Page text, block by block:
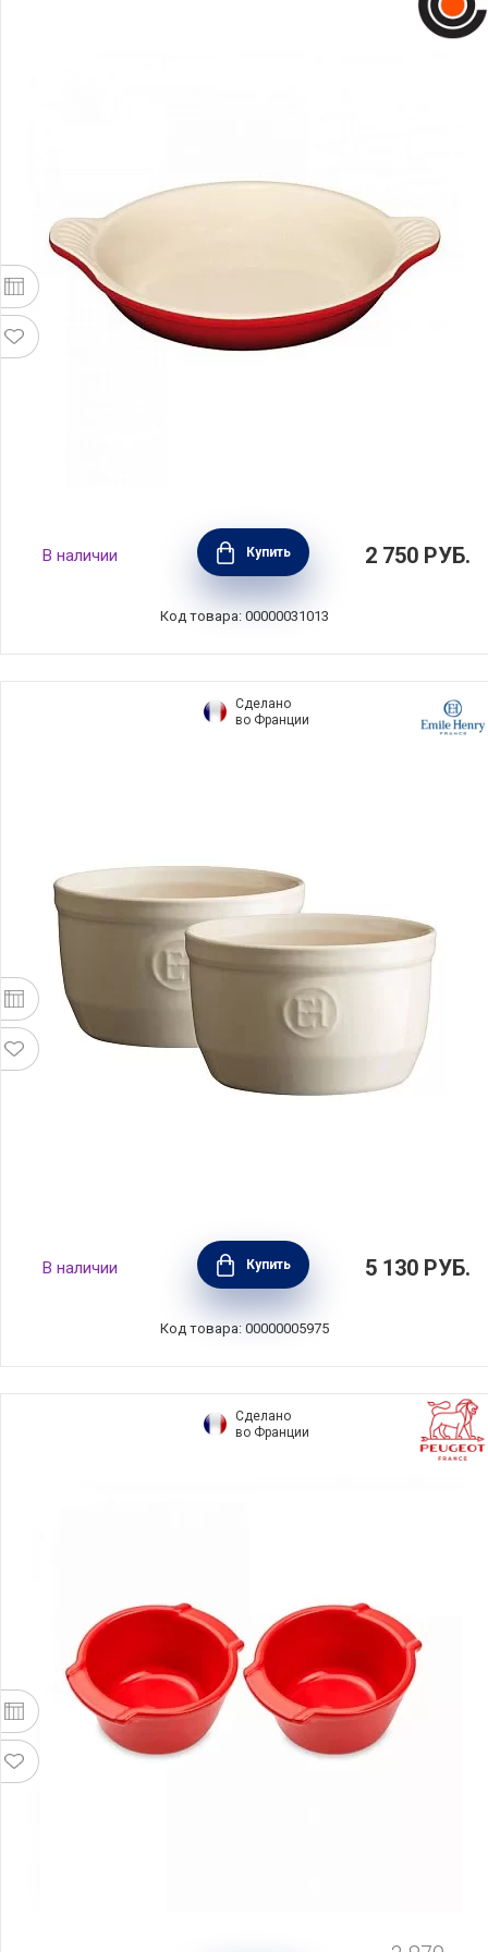
Блюдо для крем-брюле 13 см, цвет вишня,
керамика, Le Creuset, Франция,
91016513060100
В наличии Купить 2 750 РУБ.
Код товара: 00000031013
Сделано
во Франции
Набор из 2-х рамекинов №10, материал
керамика, диаметр 10,5 см, цвет кремовый,
Emile Henry, Франция, 024010
В наличии Купить 5 130 РУБ.
Код товара: 00000005975
Сделано
во Франции